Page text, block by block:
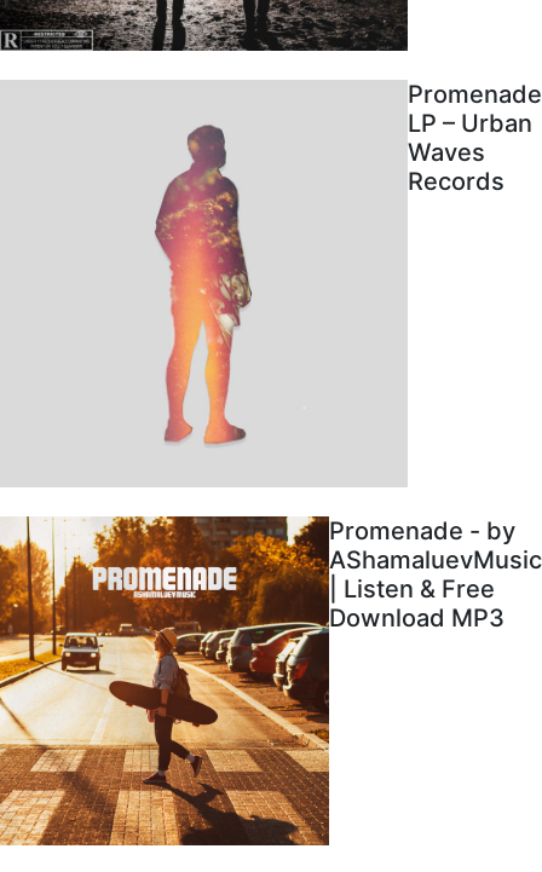
Promenade
LP – Urban
Waves
Records
Promenade - by
AShamaluevMusic
| Listen & Free
Download MP3